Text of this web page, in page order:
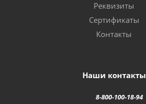
Реквизиты
Сертификаты
Контакты
Наши контакты
8-800-100-18-94